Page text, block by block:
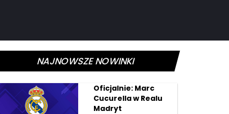
NAJNOWSZE NOWINKI
Oficjalnie: Marc
Cucurella w Realu
Madryt